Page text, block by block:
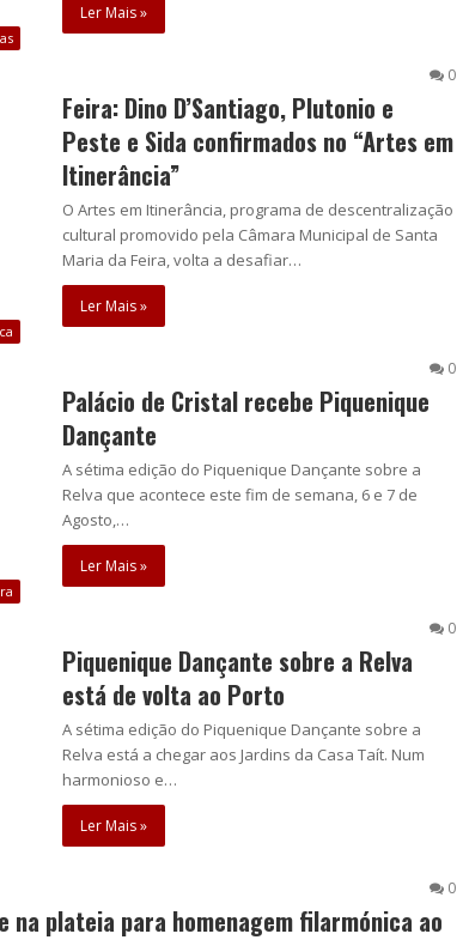
Ler Mais »
0
Feira: Dino D’Santiago, Plutonio e
Peste e Sida confirmados no “Artes em
Itinerância”
O Artes em Itinerância, programa de descentralização
cultural promovido pela Câmara Municipal de Santa
Maria da Feira, volta a desafiar…
Ler Mais »
0
Palácio de Cristal recebe Piquenique
Dançante
A sétima edição do Piquenique Dançante sobre a
Relva que acontece este fim de semana, 6 e 7 de
Agosto,…
Ler Mais »
0
Piquenique Dançante sobre a Relva
está de volta ao Porto
A sétima edição do Piquenique Dançante sobre a
Relva está a chegar aos Jardins da Casa Taít. Num
harmonioso e…
Ler Mais »
0
na plateia para homenagem filarmónica ao